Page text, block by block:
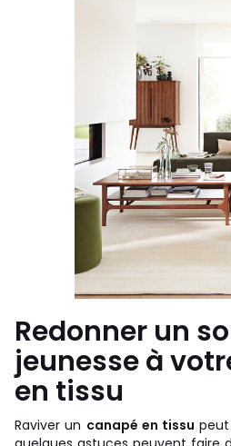
Redonner un
jeunesse à
en tissu
Raviver un canapé en tissu